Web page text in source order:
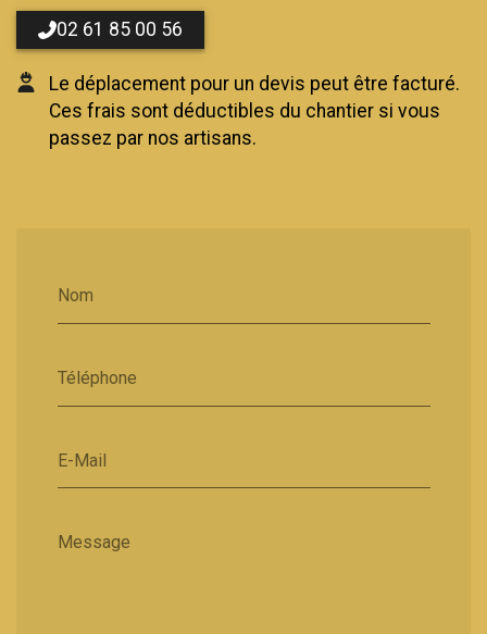
Nom
Téléphone
E-Mail
Message
02 61 85 00 56
Le déplacement pour un devis peut être facturé.
Ces frais sont déductibles du chantier si vous
passez par nos artisans.